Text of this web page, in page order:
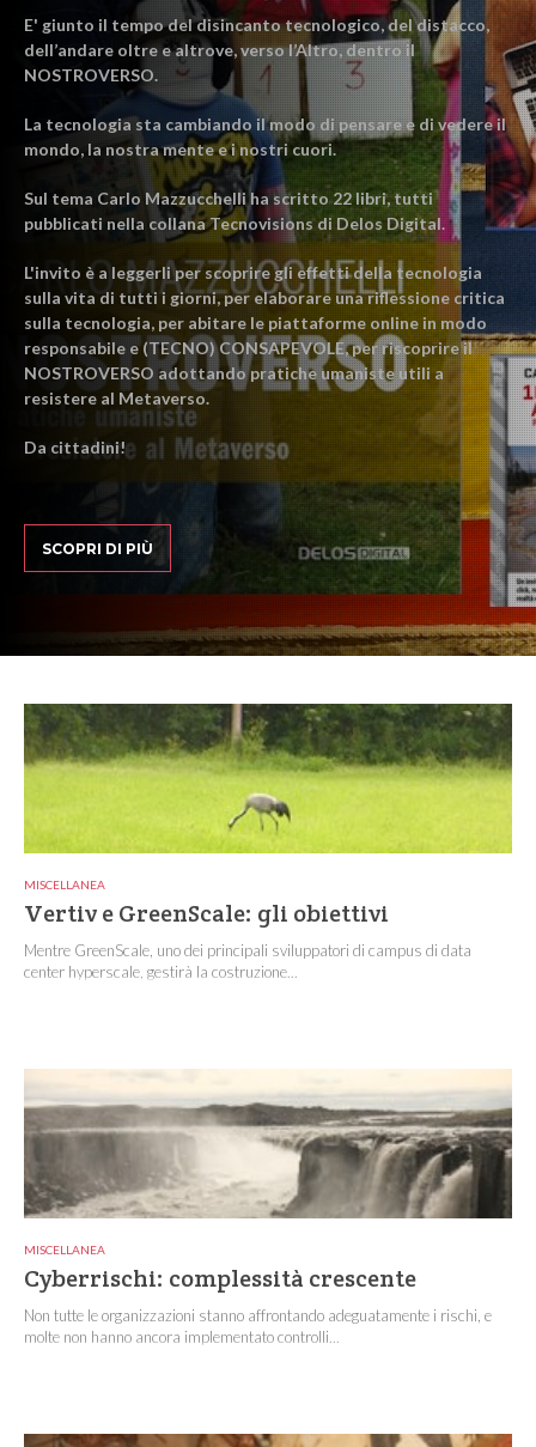
E' giunto il tempo del disincanto tecnologico, del distacco,
dell’andare oltre e altrove, verso l’Altro, dentro il
NOSTROVERSO.
La tecnologia sta cambiando il modo di pensare e di vedere il
mondo, la nostra mente e i nostri cuori.
Sul tema Carlo Mazzucchelli ha scritto 22 libri, tutti
pubblicati nella collana Tecnovisions di Delos Digital.
L'invito è a leggerli per scoprire gli effetti della tecnologia
sulla vita di tutti i giorni, per elaborare una riflessione critica
sulla tecnologia, per abitare le piattaforme online in modo
responsabile e (TECNO) CONSAPEVOLE, per riscoprire il
NOSTROVERSO adottando pratiche umaniste utili a
resistere al Metaverso.
Da cittadini!
SCOPRI DI PIÙ
MISCELLANEA
Vertiv e GreenScale: gli obiettivi
Mentre GreenScale, uno dei principali sviluppatori di campus di data
center hyperscale, gestirà la costruzione...
MISCELLANEA
Cyberrischi: complessità crescente
Non tutte le organizzazioni stanno affrontando adeguatamente i rischi, e
molte non hanno ancora implementato controlli...